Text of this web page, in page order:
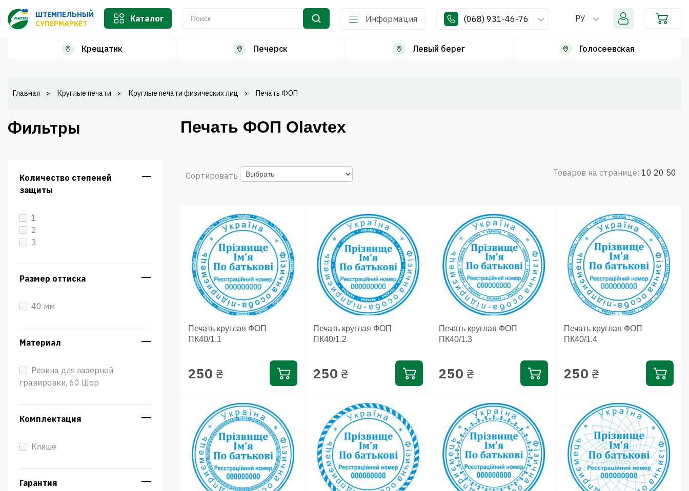
ШТЕМПЕЛЬНЫЙ
СУПЕРМАРКЕТ
Каталог Информация (068) 931-46-76 РУ
Крещатик Печерск Левый берег Голосеевская
Главная Круглые печати Круглые печати физических лиц Печать ФОП
Печать ФОП Olavtex
Сортировать Товаров на странице: 10 20 50
Печать круглая ФОП
ПК40/1.1
250 ₴
Печать круглая ФОП
ПК40/1.2
250 ₴
Печать круглая ФОП
ПК40/1.3
250 ₴
Печать круглая ФОП
ПК40/1.4
250 ₴
Фильтры
Количество степеней
защиты
1
2
3
Размер оттиска
40 мм
Материал
Резина для лазерной
гравировки, 60 Шор
Комплектация
Клише
Гарантия